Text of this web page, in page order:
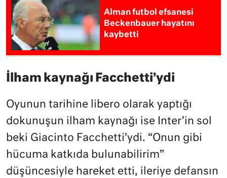
Alman futbol efsanesi
Beckenbauer hayatını
kaybetti
İlham kaynağı Facchetti’ydi
Oyunun tarihine libero olarak yaptığı
dokunuşun ilham kaynağı ise Inter’in sol
beki Giacinto Facchetti’ydi. “Onun gibi
hücuma katkıda bulunabilirim”
düşüncesiyle hareket etti, ileriye defansın